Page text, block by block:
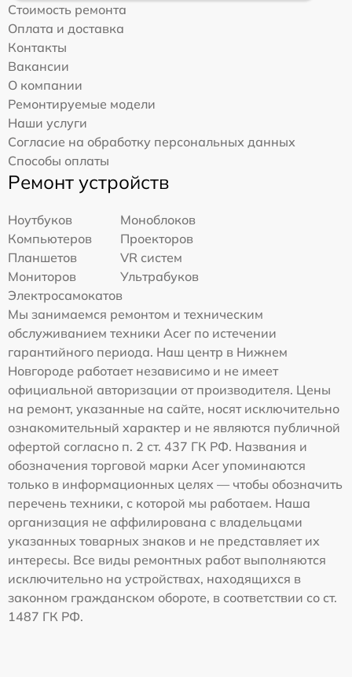
Стоимость ремонта
Оплата и доставка
Контакты
Вакансии
О компании
Ремонтируемые модели
Наши услуги
Согласие на обработку персональных данных
Способы оплаты
Ремонт устройств
Ноутбуков
Моноблоков
Компьютеров
Проекторов
Планшетов
VR систем
Мониторов
Ультрабуков
Электросамокатов
Мы занимаемся ремонтом и техническим
обслуживанием техники Acer по истечении
гарантийного периода. Наш центр в Нижнем
Новгороде работает независимо и не имеет
официальной авторизации от производителя. Цены
на ремонт, указанные на сайте, носят исключительно
ознакомительный характер и не являются публичной
офертой согласно п. 2 ст. 437 ГК РФ. Названия и
обозначения торговой марки Acer упоминаются
только в информационных целях — чтобы обозначить
перечень техники, с которой мы работаем. Наша
организация не аффилирована с владельцами
указанных товарных знаков и не представляет их
интересы. Все виды ремонтных работ выполняются
исключительно на устройствах, находящихся в
законном гражданском обороте, в соответствии со ст.
1487 ГК РФ.